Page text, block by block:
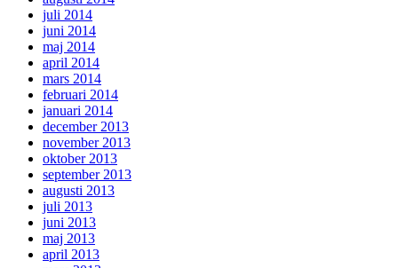
juli 2014
juni 2014
maj 2014
april 2014
mars 2014
februari 2014
januari 2014
december 2013
november 2013
oktober 2013
september 2013
augusti 2013
juli 2013
juni 2013
maj 2013
april 2013